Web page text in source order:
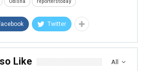
Odisha reporterstoday
Twitter
All
Like